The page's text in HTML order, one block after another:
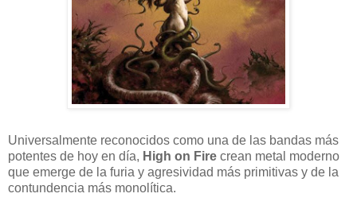
Universalmente reconocidos como una de las bandas más
potentes de hoy en día, High on Fire crean metal moderno
que emerge de la furia y agresividad más primitivas y de la
contundencia más monolítica.